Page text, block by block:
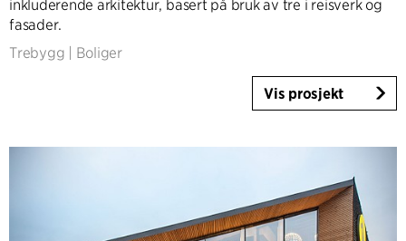
inkluderende arkitektur, basert på bruk av tre i reisverk og
fasader.
Trebygg
Boliger
Vis prosjekt